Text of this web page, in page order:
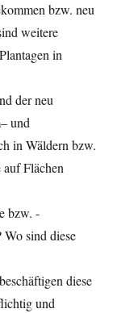
bzw. neu
weitere
in
der neu
und
in Wäldern bzw.
Flächen
bzw. -
sind diese
diese
und